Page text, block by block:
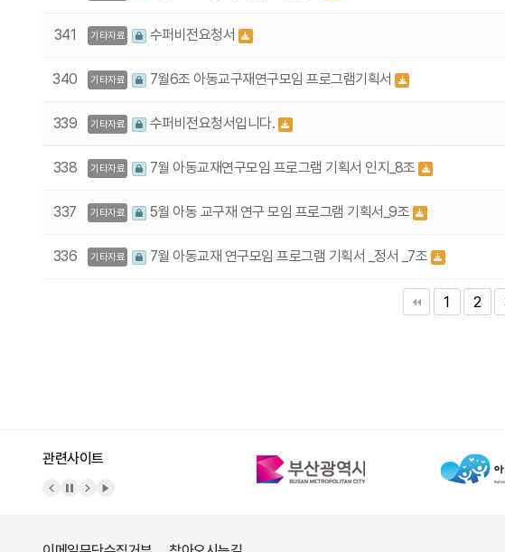
341 기타자료 수퍼비전요청서
340 기타자료 7월6조 아동교구재연구모임 프로그램기획서
339 기타자료 수퍼비전요청서입니다.
338 기타자료 7월 아동교재연구모임 프로그램 기획서 인지_8조
337 기타자료 5월 아동 교구재 연구 모임 프로그램 기획서_9조
336 기타자료 7월 아동교재 연구모임 프로그램 기획서 _정서 _7조
1 2
관련사이트